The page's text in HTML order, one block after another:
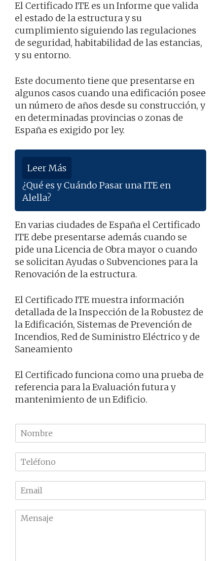
El Certificado ITE es un Informe que valida
el estado de la estructura y su
cumplimiento siguiendo las regulaciones
de seguridad, habitabilidad de las estancias,
y su entorno.
Este documento tiene que presentarse en
algunos casos cuando una edificación posee
un número de años desde su construcción, y
en determinadas provincias o zonas de
España es exigido por ley.
Leer Más
¿Qué es y Cuándo Pasar una ITE en
Alella?
En varias ciudades de España el Certificado
ITE debe presentarse además cuando se
pide una Licencia de Obra mayor o cuando
se solicitan Ayudas o Subvenciones para la
Renovación de la estructura.
El Certificado ITE muestra información
detallada de la Inspección de la Robustez de
la Edificación, Sistemas de Prevención de
Incendios, Red de Suministro Eléctrico y de
Saneamiento
El Certificado funciona como una prueba de
referencia para la Evaluación futura y
mantenimiento de un Edificio.
N
o
m
r
e
l
f
m
a
M